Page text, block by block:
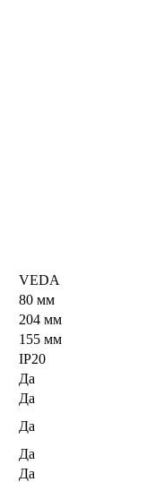
VEDA
80 мм
204 мм
155 мм
IP20
Да
Да
Да
Да
Да